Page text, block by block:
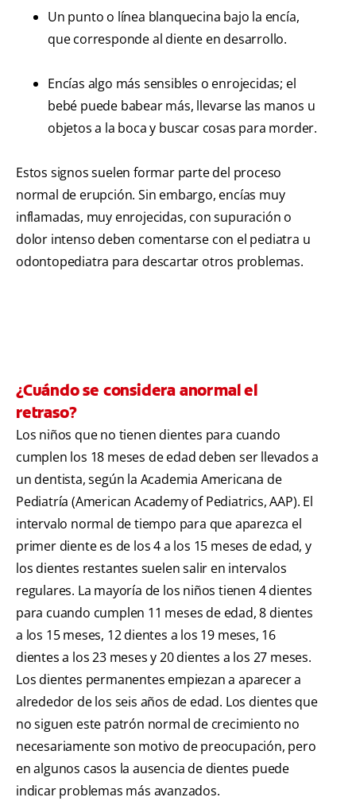
Un punto o línea blanquecina bajo la encía,
que corresponde al diente en desarrollo.
Encías algo más sensibles o enrojecidas; el
bebé puede babear más, llevarse las manos u
objetos a la boca y buscar cosas para morder.
Estos signos suelen formar parte del proceso
normal de erupción. Sin embargo, encías muy
inflamadas, muy enrojecidas, con supuración o
dolor intenso deben comentarse con el pediatra u
odontopediatra para descartar otros problemas.
¿Cuándo se considera anormal el
retraso?
Los niños que no tienen dientes para cuando
cumplen los 18 meses de edad deben ser llevados a
un dentista, según la Academia Americana de
Pediatría (American Academy of Pediatrics, AAP). El
intervalo normal de tiempo para que aparezca el
primer diente es de los 4 a los 15 meses de edad, y
los dientes restantes suelen salir en intervalos
regulares. La mayoría de los niños tienen 4 dientes
para cuando cumplen 11 meses de edad, 8 dientes
a los 15 meses, 12 dientes a los 19 meses, 16
dientes a los 23 meses y 20 dientes a los 27 meses.
Los dientes permanentes empiezan a aparecer a
alrededor de los seis años de edad. Los dientes que
no siguen este patrón normal de crecimiento no
necesariamente son motivo de preocupación, pero
en algunos casos la ausencia de dientes puede
indicar problemas más avanzados.